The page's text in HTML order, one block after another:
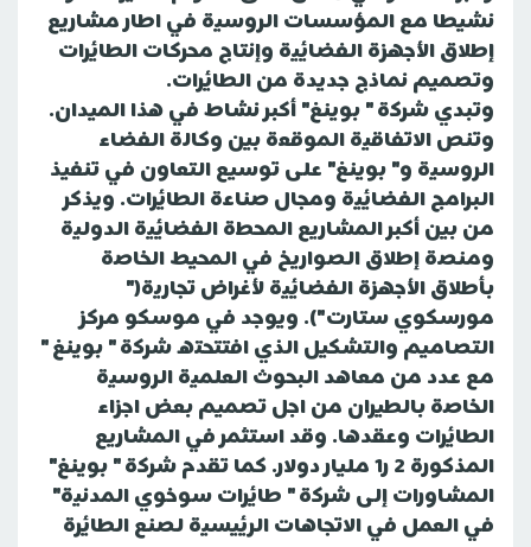
نشيطا مع المؤسسات الروسية في اطار مشاريع
إطلاق الأجهزة الفضائية وإنتاج محركات الطائرات
وتصميم نماذج جديدة من الطائرات.
وتبدي شركة " بوينغ" أكبر نشاط في هذا الميدان.
وتنص الاتفاقية الموقعة بين وكالة الفضاء
الروسية و" بوينغ" على توسيع التعاون في تنفيذ
البرامج الفضائية ومجال صناعة الطائرات. ويذكر
من بين أكبر المشاريع المحطة الفضائية الدولية
ومنصة إطلاق الصواريخ في المحيط الخاصة
بأطلاق الأجهزة الفضائية لأغراض تجارية("
مورسكوي ستارت"). ويوجد في موسكو مركز
التصاميم والتشكيل الذي افتتحته شركة " بوينغ "
مع عدد من معاهد البحوث العلمية الروسية
الخاصة بالطيران من اجل تصميم بعض اجزاء
الطائرات وعقدها. وقد استثمر في المشاريع
المذكورة 2 ر1 مليار دولار. كما تقدم شركة " بوينغ"
المشاورات إلى شركة " طائرات سوخوي المدنية"
في العمل في الاتجاهات الرئيسية لصنع الطائرة